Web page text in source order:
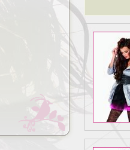
Lézeres
dúsítás